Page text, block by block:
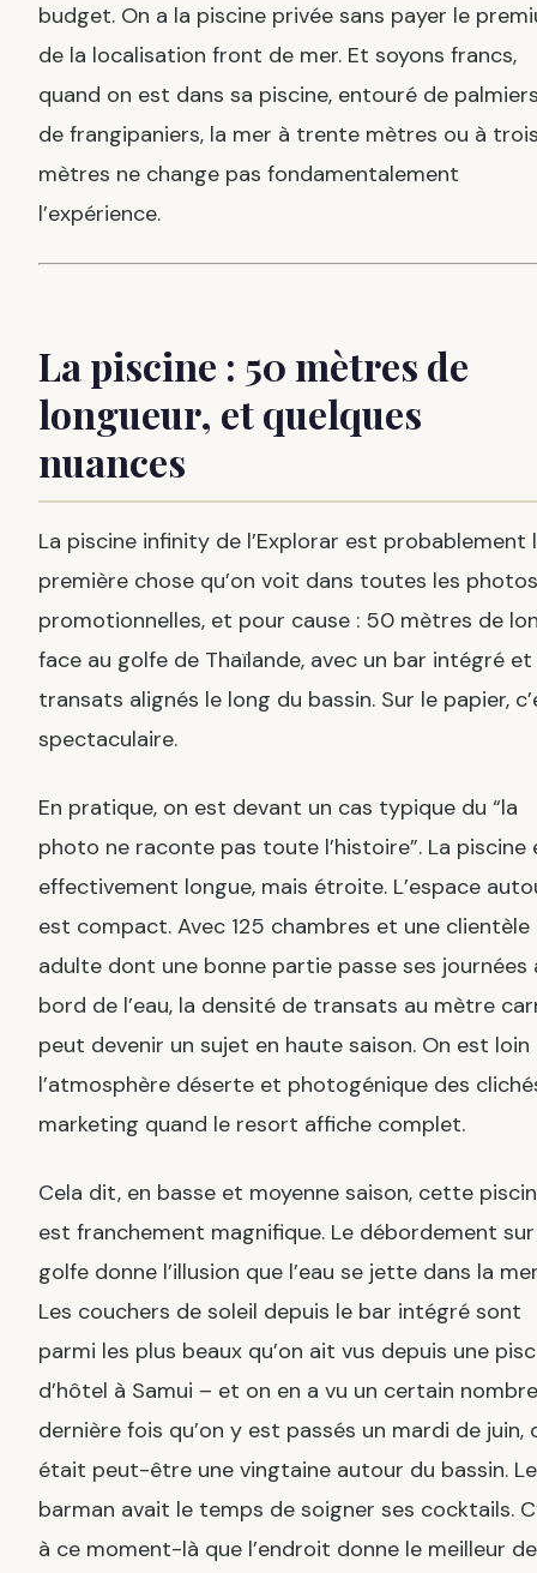
budget. On a la piscine privée sans payer le
de la localisation front de mer. Et soyons francs,
quand on est dans sa piscine, entouré de
de frangipaniers, la mer à trente mètres ou à
mètres ne change pas fondamentalement
l’expérience.
La piscine : 50 mètres de
longueur, et quelques
nuances
La piscine infinity de l’Explorar est probablement
première chose qu’on voit dans toutes les photos
promotionnelles, et pour cause : 50 mètres de
face au golfe de Thaïlande, avec un bar intégré
transats alignés le long du bassin. Sur le papier,
spectaculaire.
En pratique, on est devant un cas typique du “la
photo ne raconte pas toute l’histoire”. La piscine
effectivement longue, mais étroite. L’espace
est compact. Avec 125 chambres et une clientèle
adulte dont une bonne partie passe ses journées
bord de l’eau, la densité de transats au mètre
peut devenir un sujet en haute saison. On est loin
l’atmosphère déserte et photogénique des
marketing quand le resort affiche complet.
Cela dit, en basse et moyenne saison, cette
est franchement magnifique. Le débordement
golfe donne l’illusion que l’eau se jette dans la
Les couchers de soleil depuis le bar intégré sont
parmi les plus beaux qu’on ait vus depuis une
d’hôtel à Samui – et on en a vu un certain
dernière fois qu’on y est passés un mardi de juin,
était peut-être une vingtaine autour du bassin. Le
barman avait le temps de soigner ses cocktails.
à ce moment-là que l’endroit donne le meilleur